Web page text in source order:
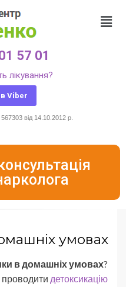
57 01
лікування?
Viber
від 14.10.2012 р.
умовах
в домашніх умовах?
детоксикацію